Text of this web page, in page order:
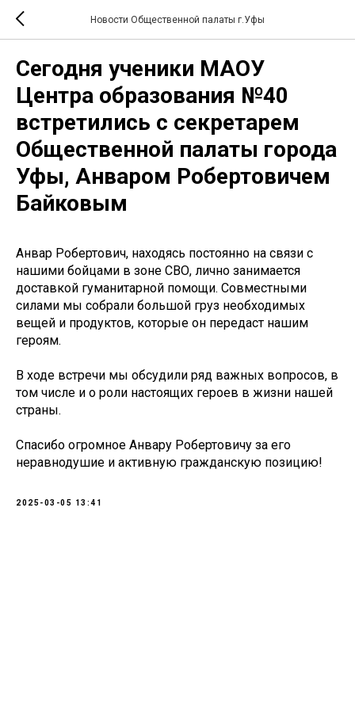
Новости Общественной палаты г.Уфы
Сегодня ученики МАОУ
Центра образования №40
встретились с секретарем
Общественной палаты города
Уфы, Анваром Робертовичем
Байковым
Анвар Робертович, находясь постоянно на связи с
нашими бойцами в зоне СВО, лично занимается
доставкой гуманитарной помощи. Совместными
силами мы собрали большой груз необходимых
вещей и продуктов, которые он передаст нашим
героям.
В ходе встречи мы обсудили ряд важных вопросов, в
том числе и о роли настоящих героев в жизни нашей
страны.
Спасибо огромное Анвару Робертовичу за его
неравнодушие и активную гражданскую позицию!
2025-03-05 13:41